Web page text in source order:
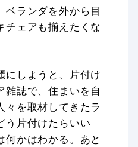
ベランダを外から目
チェアも揃えたくな
にしようと、片付け
雑誌で、住まいを自
々を取材してきたラ
う片付けたらいい
何かはわかる。あと